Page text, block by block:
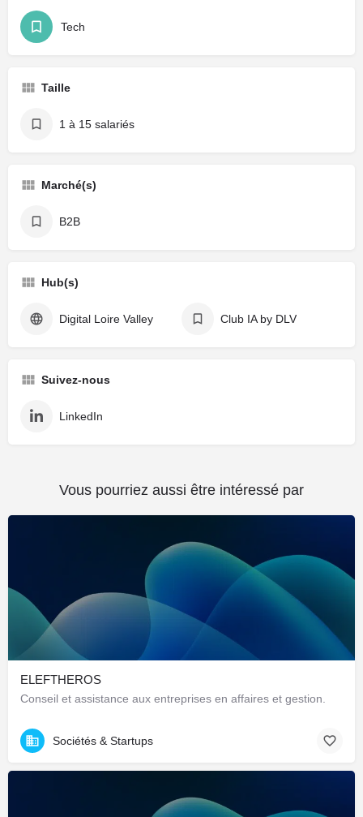
Tech
Taille
1 à 15 salariés
Marché(s)
B2B
Hub(s)
Digital Loire Valley Club IA by DLV
Suivez-nous
LinkedIn
Vous pourriez aussi être intéressé par
ELEFTHEROS
Conseil et assistance aux entreprises en affaires et gestion.
Sociétés & Startups